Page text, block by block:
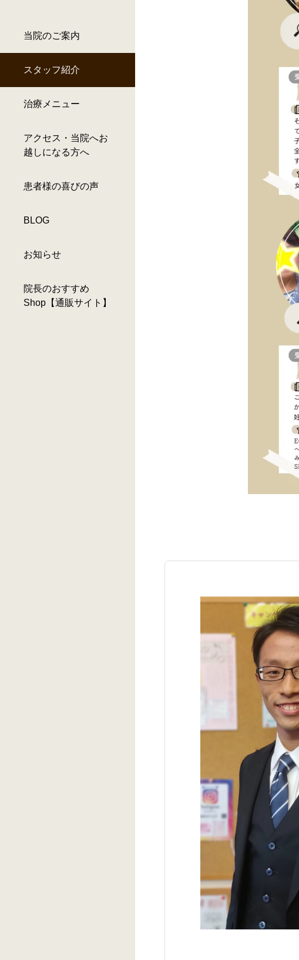
当院のご案内
スタッフ紹介
治療メニュー
アクセス・当院へお
越しになる方へ
患者様の喜びの声
BLOG
お知らせ
院長のおすすめ
Shop【通販サイト】